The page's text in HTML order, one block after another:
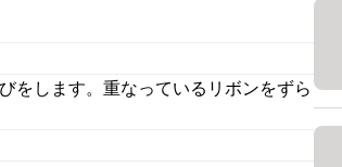
をします。重なっているリボンをずら